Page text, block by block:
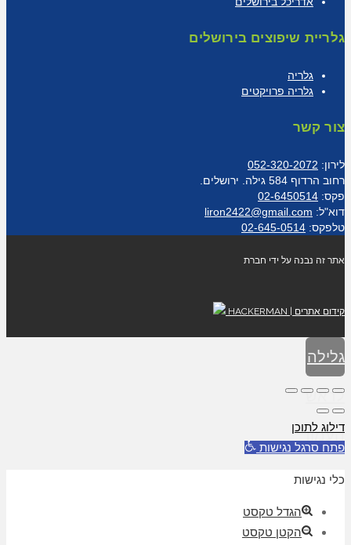
גלריית שיפוצים בירושלים
גלריה
גלריה פרויקטים
צור קשר
לירון: 052-320-2072
רחוב הרדוף 584 גילה. ירושלים.
פקס: 02-6450514
דוא"ל: liron2422@gmail.com
טלפקס: 02-645-0514
אתר זה נבנה על ידי חברת
קידום אתרים | HACKERMAN
גלילה
לראש
העמוד
דילוג לתוכן
פתח סרגל נגישות
כלי נגישות
הגדל טקסט
הקטן טקסט